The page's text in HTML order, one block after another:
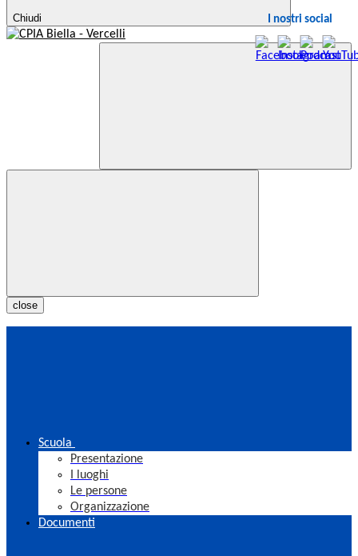
Chiudi I nostri social
close
Scuola
Presentazione
I luoghi
Le persone
Organizzazione
Documenti